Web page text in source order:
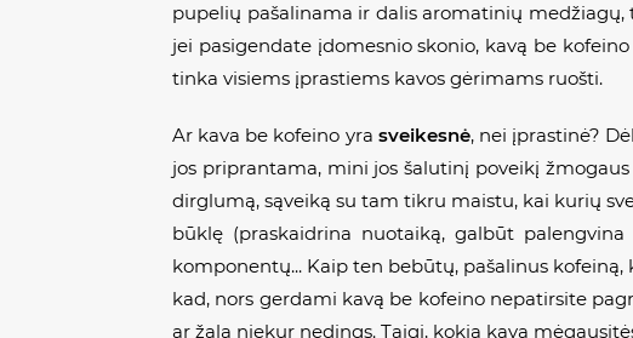
pupelių pašalinama ir dalis aromatinių medžiagų,
jei pasigendate įdomesnio skonio, kavą be
tinka visiems įprastiems kavos gėrimams ruošti.
Ar kava be kofeino yra sveikesnė, nei įprastinė? Dėl
jos priprantama, mini jos šalutinį poveikį
dirglumą, sąveiką su tam tikru maistu, kai kurių
būklę (praskaidrina nuotaiką, galbūt
komponentų... Kaip ten bebūtų, pašalinus
kad, nors gerdami kavą be kofeino nepatirsite
ar žala niekur nedings. Taigi, kokia kava